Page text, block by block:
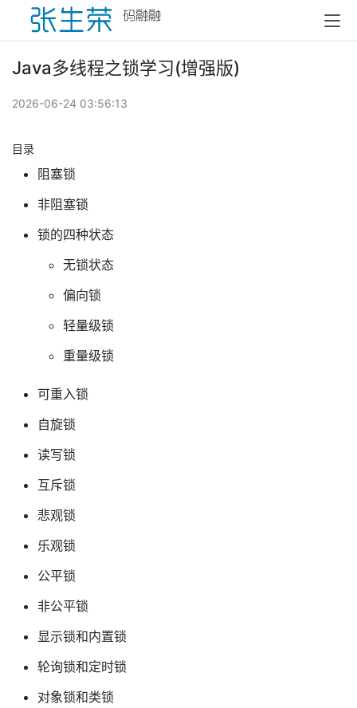
Java多线程之锁学习(增强版)
2026-06-24 03:56:13
目录
阻塞锁
非阻塞锁
锁的四种状态
无锁状态
偏向锁
轻量级锁
重量级锁
可重入锁
自旋锁
读写锁
互斥锁
悲观锁
乐观锁
公平锁
非公平锁
显示锁和内置锁
轮询锁和定时锁
对象锁和类锁